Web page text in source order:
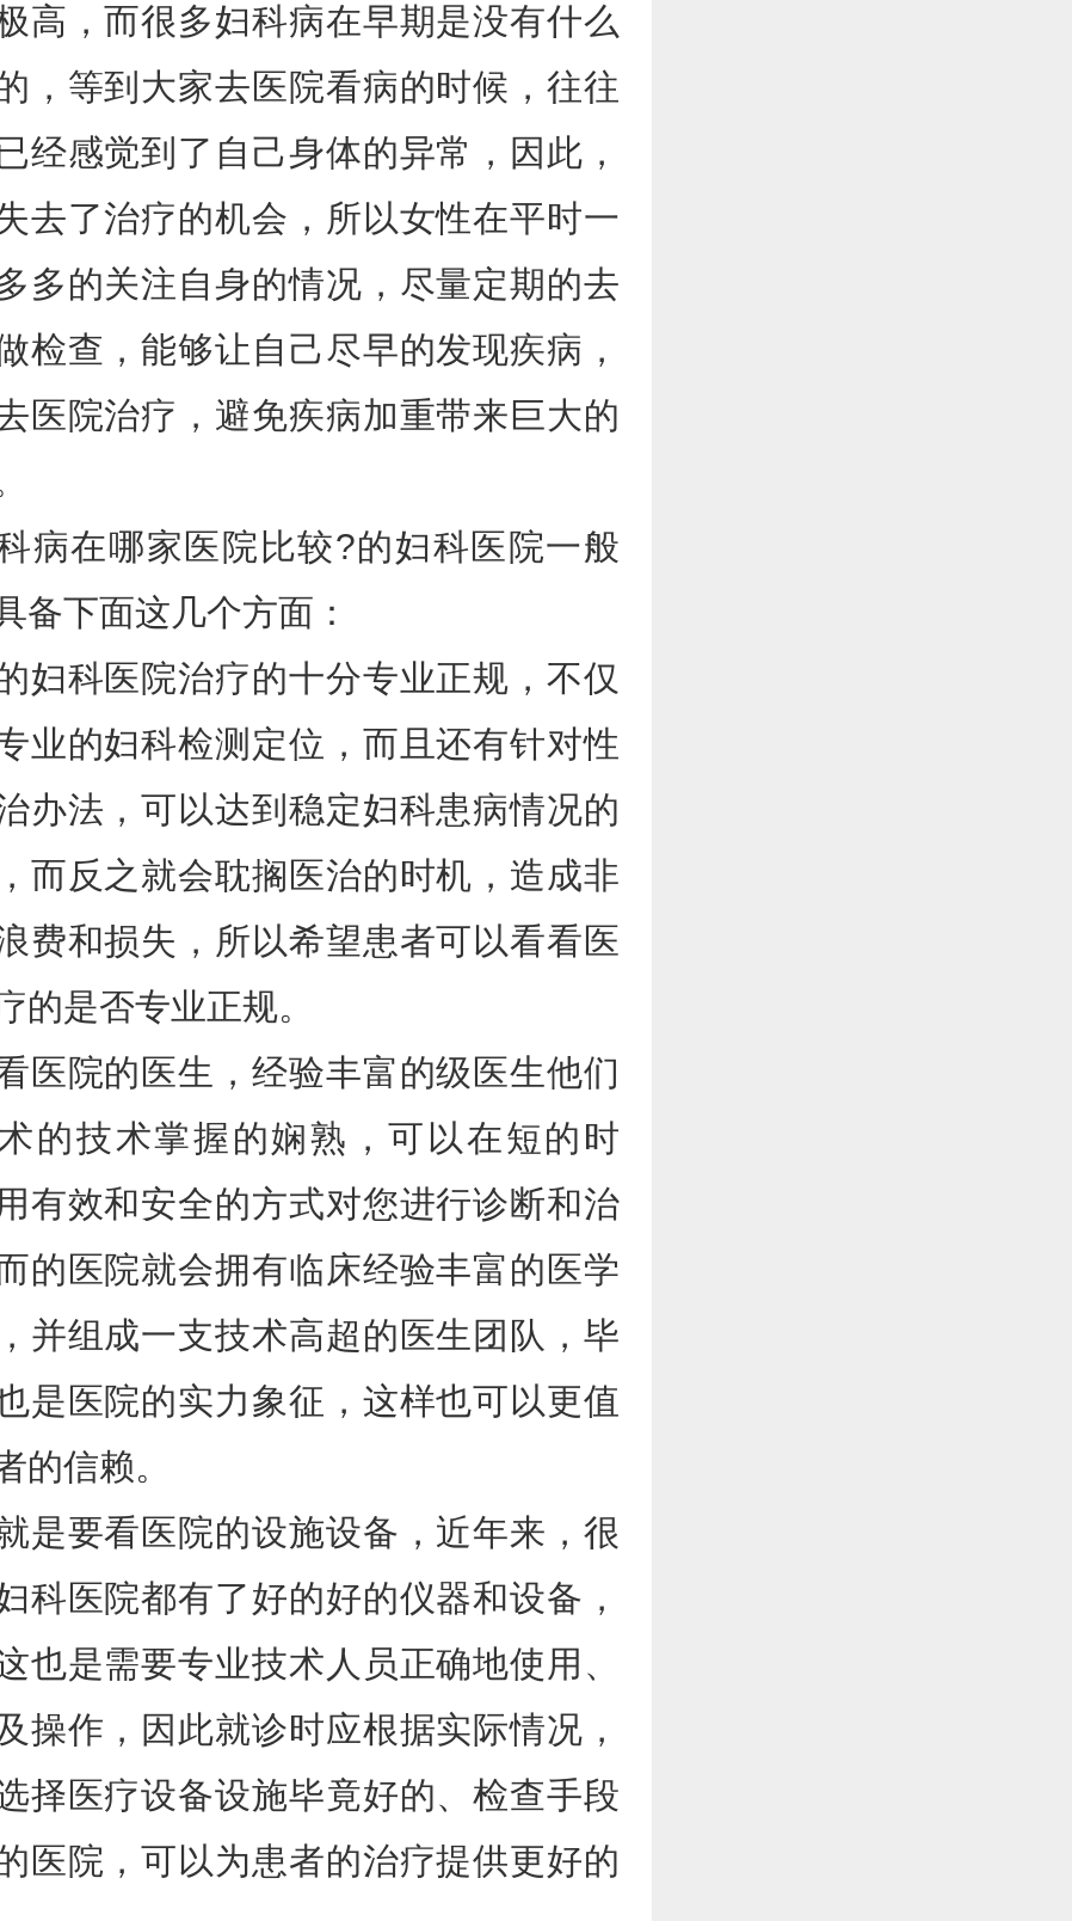
高，而很多妇科病在早期是没有什么
，等到大家去医院看病的时候，往往
经感觉到了自己身体的异常，因此，
去了治疗的机会，所以女性在平时一
多的关注自身的情况，尽量定期的去
检查，能够让自己尽早的发现疾病，
医院治疗，避免疾病加重带来巨大的
病在哪家医院比较?的妇科医院一般
备下面这几个方面：
妇科医院治疗的十分专业正规，不仅
业的妇科检测定位，而且还有针对性
办法，可以达到稳定妇科患病情况的
而反之就会耽搁医治的时机，造成非
费和损失，所以希望患者可以看看医
的是否专业正规。
医院的医生，经验丰富的级医生他们
的技术掌握的娴熟，可以在短的时
有效和安全的方式对您进行诊断和治
的医院就会拥有临床经验丰富的医学
并组成一支技术高超的医生团队，毕
是医院的实力象征，这样也可以更值
的信赖。
是要看医院的设施设备，近年来，很
科医院都有了好的好的仪器和设备，
也是需要专业技术人员正确地使用、
操作，因此就诊时应根据实际情况，
择医疗设备设施毕竟好的、检查手段
医院，可以为患者的治疗提供更好的